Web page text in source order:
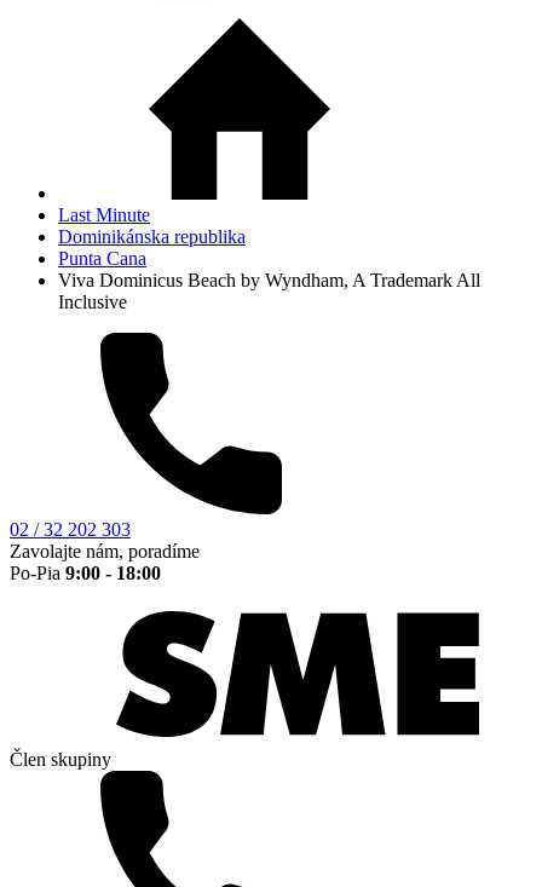
Last Minute
Dominikánska republika
Punta Cana
Viva Dominicus Beach by Wyndham, A Trademark All
Inclusive
02 / 32 202 303
Zavolajte nám, poradíme
Po-Pia 9:00 - 18:00
Člen skupiny